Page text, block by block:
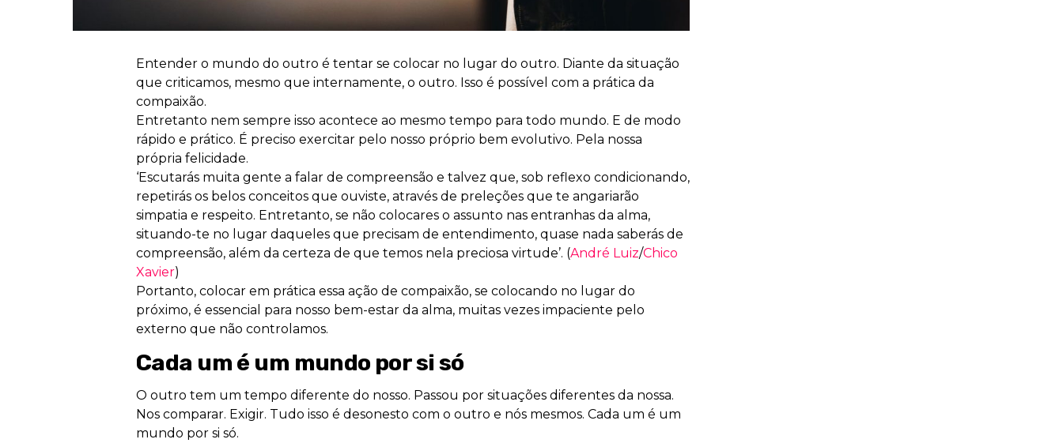
Entender o mundo do outro é tentar se colocar no lugar do outro. Diante da situação
que criticamos, mesmo que internamente, o outro. Isso é possível com a prática da
compaixão.
Entretanto nem sempre isso acontece ao mesmo tempo para todo mundo. E de modo
rápido e prático. É preciso exercitar pelo nosso próprio bem evolutivo. Pela nossa
própria felicidade.
‘Escutarás muita gente a falar de compreensão e talvez que, sob reflexo condicionando,
repetirás os belos conceitos que ouviste, através de preleções que te angariarão
simpatia e respeito. Entretanto, se não colocares o assunto nas entranhas da alma,
situando-te no lugar daqueles que precisam de entendimento, quase nada saberás de
compreensão, além da certeza de que temos nela preciosa virtude’. (André Luiz/Chico
Xavier)
Portanto, colocar em prática essa ação de compaixão, se colocando no lugar do
próximo, é essencial para nosso bem-estar da alma, muitas vezes impaciente pelo
externo que não controlamos.
Cada um é um mundo por si só
O outro tem um tempo diferente do nosso. Passou por situações diferentes da nossa.
Nos comparar. Exigir. Tudo isso é desonesto com o outro e nós mesmos. Cada um é um
mundo por si só.